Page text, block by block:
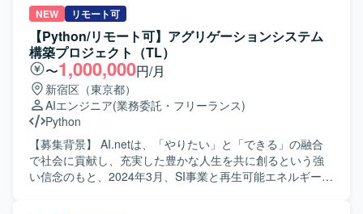
リング基盤、BigQueryやLooker Studioによる分析基盤、
AutifyによるQA自動化、ClaudeやGitHub CopilotなどのAIツ
ール群、GitHub・Slack・Notion・Figmaを組み合わせたモ
ダンな開発環境で、アジャイル開発を実践しています。
やビジョンに共感し、事業と顧客に近い距離で開発したい
と考えている方を求めています。変化の大きい環境を前向
きに楽しみながら、自ら課題を見つけて周囲を巻き込みつ
つ解決していける方にマッチします。AIを積極的に活用し
ながら開発プロセスを進化させることに興味があり、チー
ムとして成果にコミットできる方に参画していただきたい
と考えています。 【ポジションの魅力】 少数精鋭チームで
大きなトラフィックと複雑なドメインを扱う技術基盤に直
接関わることができます。AIレビュー前提の開発プロセス
など、AI Nativeな開発文化の最前線で働く経験を積むこと
ができます。技術基盤の刷新やPlatform Engineering、SRE
品質向上を担っていただきます。具体的には、マニュアル
テストを含む包括的なQA業務として、テスト計画の策定か
ら実行、レビューまでの一連の業務を行っていただきま
す。プロダクト価値を高めるために、あるべき品質の定義
と保証を行う品質戦略の策定と実行を担当いただきます。
Autifyを用いたリグレッションテストの自動化および効率化
を推進していただきます。AIを活用したテスト項目の作成
や仕様把握の効率化など、AI NativeなQAプロセスの確立に
取り組んでいただきます。仕様検討や設計段階からプロジ
ェクトに参加し、QAの観点から仕様の矛盾や考慮漏れを指
摘することで、不具合の作り込みを未然に防ぐシフトレフ
NEW リモート可
【Python/リモート可】アグリゲーションシステム
構築プロジェクト（TL）
〜1,000,000円/月
新宿区（東京都）
AIエンジニア(業務委託・フリーランス)
Python
【募集背景】 AI.netは、「やりたい」と「できる」の融合
で社会に貢献し、充実した豊かな人生を共に創るという強
い信念のもと、2024年3月、SI事業と再生可能エネルギー